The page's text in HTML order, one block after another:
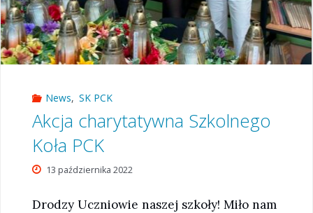
News, SK PCK
Akcja charytatywna Szkolnego
Koła PCK
13 października 2022
Drodzy Uczniowie naszej szkoły! Miło nam